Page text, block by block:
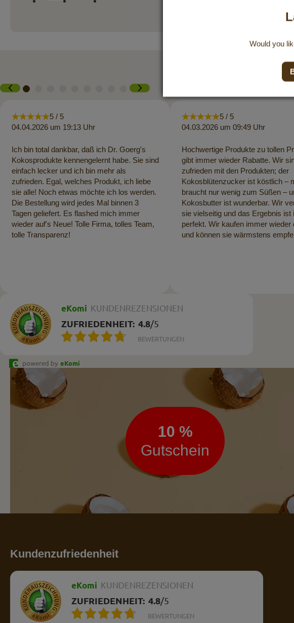
5 / 5
04.04.2026 um 19:13 Uhr
Ich bin total dankbar, daß ich Dr. Goerg's
Kokosprodukte kennengelernt habe. Sie sind
einfach lecker und ich bin mehr als
zufrieden. Egal, welches Produkt, ich liebe
sie alle! Noch etwas möchte ich los werden.
Die Bestellung wird jedes Mal binnen 3
Tagen geliefert. Es flashed mich immer
wieder auf's Neue! Tolle Firma, tolles Team,
tolle Transparenz!
5 / 5
04.03.2026 um 09:49 Uhr
Hochwertige Produkte zu tollen
gibt immer wieder Rabatte. Wir
zufrieden mit den Produkten; der
Kokosblütenzucker ist köstlich –
braucht nur wenig zum Süßen –
Kokosbutter ist wunderbar. Wir
sie vielseitig und das Ergebnis ist
perfekt. Wir kaufen immer wieder
und können sie wärmstens
eKomi KUNDENREZENSIONEN
ZUFRIEDENHEIT: 4.8/5
BEWERTUNGEN
powered by eKomi
Newsletter
10 %
Gutschein
Kundenzufriedenheit
eKomi KUNDENREZENSIONEN
ZUFRIEDENHEIT: 4.8/5
BEWERTUNGEN
Would you